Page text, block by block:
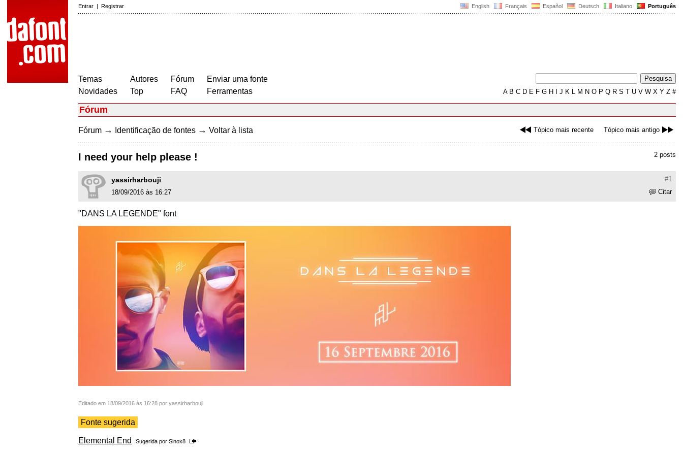
English Français Español Deutsch Italiano Português
Entrar | Registrar
Temas
Novidades
Autores
Top
Fórum
FAQ
Enviar uma fonte
Ferramentas
AB C D E F G H J K L M N O P Q R S T U V W X Y Z #
Fórum
Tópico mais recente Tópico mais antigo
Fórum → Identificação de fontes → Voltar à lista
2 posts
I need your help please !
#1
yassirharbouji
Citar
18/09/2016 às 16:27
"DANS LA LEGENDE" font
Editado em 18/09/2016 às 16:28 por yassirharbouji
Fonte sugerida
Elemental End Sugerida por Sinox8